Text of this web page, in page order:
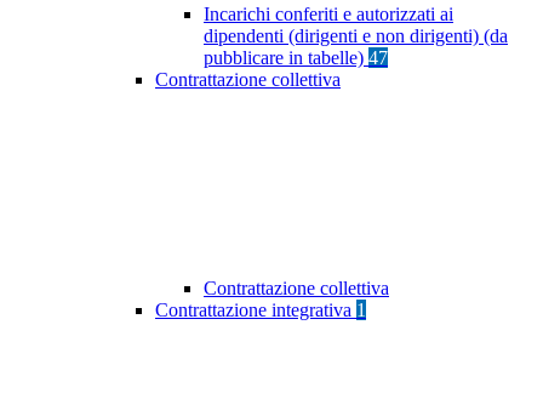
Incarichi conferiti e autorizzati ai
dipendenti (dirigenti e non dirigenti) (da
pubblicare in tabelle) 47
Contrattazione collettiva
Contrattazione collettiva
Contrattazione integrativa 1